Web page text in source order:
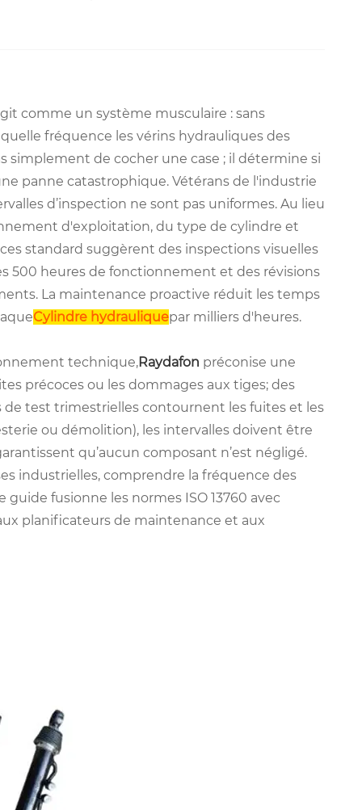
comme un système musculaire : sans
fréquence les vérins hydrauliques des
simplement de cocher une case ; il détermine si
panne catastrophique. Vétérans de l'industrie
d’inspection ne sont pas uniformes. Au lieu
d'exploitation, du type de cylindre et
standard suggèrent des inspections visuelles
500 heures de fonctionnement et des révisions
La maintenance proactive réduit les temps
Cylindre hydrauliquepar milliers d'heures.
technique,Raydafon préconise une
précoces ou les dommages aux tiges; des
test trimestrielles contournent les fuites et les
ou démolition), les intervalles doivent être
qu’aucun composant n’est négligé.
industrielles, comprendre la fréquence des
fusionne les normes ISO 13760 avec
planificateurs de maintenance et aux